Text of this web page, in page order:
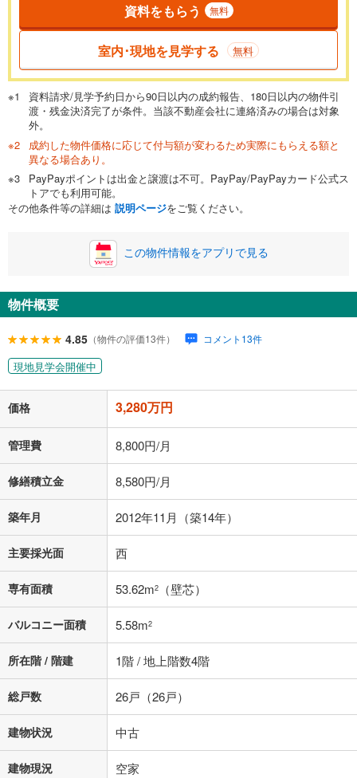
一般的には最長35年まで借り入れ可能です。多くの金融機関
が完済時の年齢は80歳までを条件としています。
閉じる
頭金 万円
0万円 3,280万円
自己資金から住宅購入にかけられる金額を入力してくださ
い。一般的には物件価格の2割までが目安です。
閉じる
ボーナス
万円
0円
ナス時の増額分（1回分）を入力してください。
ボーナス払いの限度額は金融機関によって異なります。
閉じる
月々の返済額 102,524円 /月
ローン返済額 85,144
上、ご自身での入力をお願いいたします。初期設定で自動入力されてい
る値は、実際の金融機関等における貸出金利とは何ら関係がなく、実際
済方法「元利均等返済」にて算出しております。入力された金利を35年
適用した場合の計算結果を表示しています。
その他月額費用や、初期費用がかかります。ご注意ください。実際にお
す。
条件によってお借り入れができないことがあります。
不動産会社に購入相談をする
閉じる
資料をもらう 無料
室内･現地を見学する 無料
資料請求/見学予約日から90日以内の成約報告、180日以内の物件引
渡・残金決済完了が条件。当該不動産会社に連絡済みの場合は対象
外。
成約した物件価格に応じて付与額が変わるため実際にもらえる額と
異なる場合あり。
PayPayポイントは出金と譲渡は不可。PayPay/PayPayカード公式ス
トアでも利用可能。
その他条件等の詳細は 説明ページをご覧ください。
この物件情報をアプリで見る
物件概要
4.85 （物件の評価13件） コメント13件
現地見学会開催中
価格 3,280万円
管理費 8,800円/月
修繕積立金 8,580円/月
築年月 2012年11月（築14年）
主要採光面 西
専有面積 53.62m2 （壁芯）
バルコニー面積 5.58m2
所在階 / 階建 1階 / 地上階数4階
総戸数 26戸（26戸）
建物状況 中古
建物現況 空家